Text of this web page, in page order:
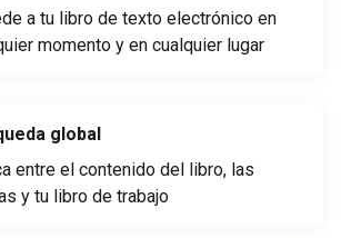
a tu libro de texto electrónico en
momento y en cualquier lugar
global
entre el contenido del libro, las
y tu libro de trabajo